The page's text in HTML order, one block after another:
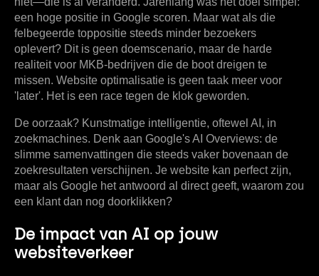
een hoge positie in Google scoren. Maar wat als die
felbegeerde toppositie steeds minder bezoekers
oplevert? Dit is geen doemscenario, maar de harde
realiteit voor MKB-bedrijven die de boot dreigen te
missen. Website optimalisatie is geen taak meer voor
'later'. Het is een race tegen de klok geworden.
De oorzaak? Kunstmatige intelligentie, oftewel AI, in
zoekmachines. Denk aan Google's AI Overviews: de
slimme samenvattingen die steeds vaker bovenaan de
zoekresultaten verschijnen. Je website kan perfect zijn,
maar als Google het antwoord al direct geeft, waarom zou
een klant dan nog doorklikken?
De impact van AI op jouw
websiteverkeer